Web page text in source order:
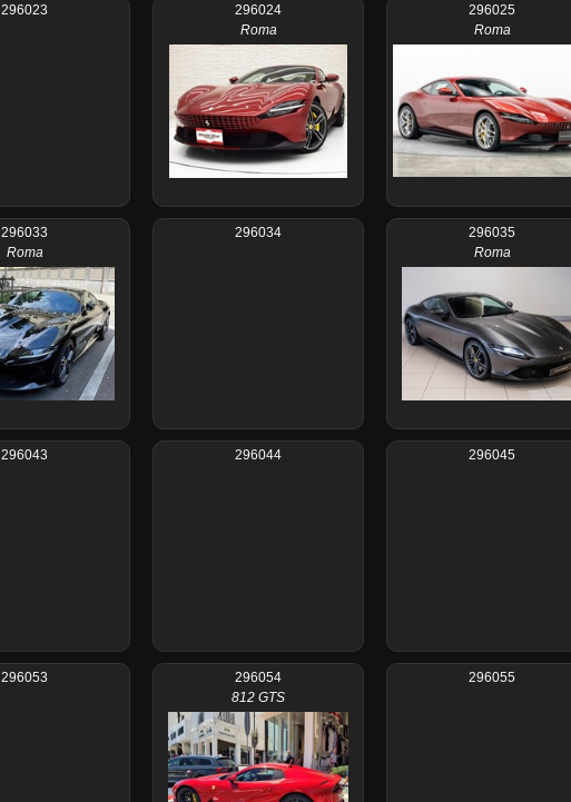
296023
296024
Roma
296025
Roma
296033
Roma
296034
296035
Roma
296043 296044 296045
296053
296054
812 GTS
296055